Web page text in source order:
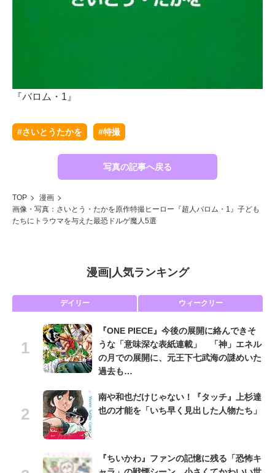
『バロム・1』
#さいとうたかを #特撮
写真の記事へ戻る
TOP
漫画
画像・写真：さいとう・たかを原作特撮ヒーロー『超人バロム・1』子ども
たちにトラウマを与えた最恐ドルゲ魔人5選
漫画| 人気ランキング
デイリー ウィークリー
『ONE PIECE』今後の展開に絡んできそ
うな「意味深な表紙連載」 「神」エネル
の月での展開に、元王下七武海の謎めいた
過去も…
南や和也だけじゃない！『タッチ』上杉達
也の才能を「いち早く見出した人物たち」
『ちいかわ』ファンの記憶に残る「恐怖キ